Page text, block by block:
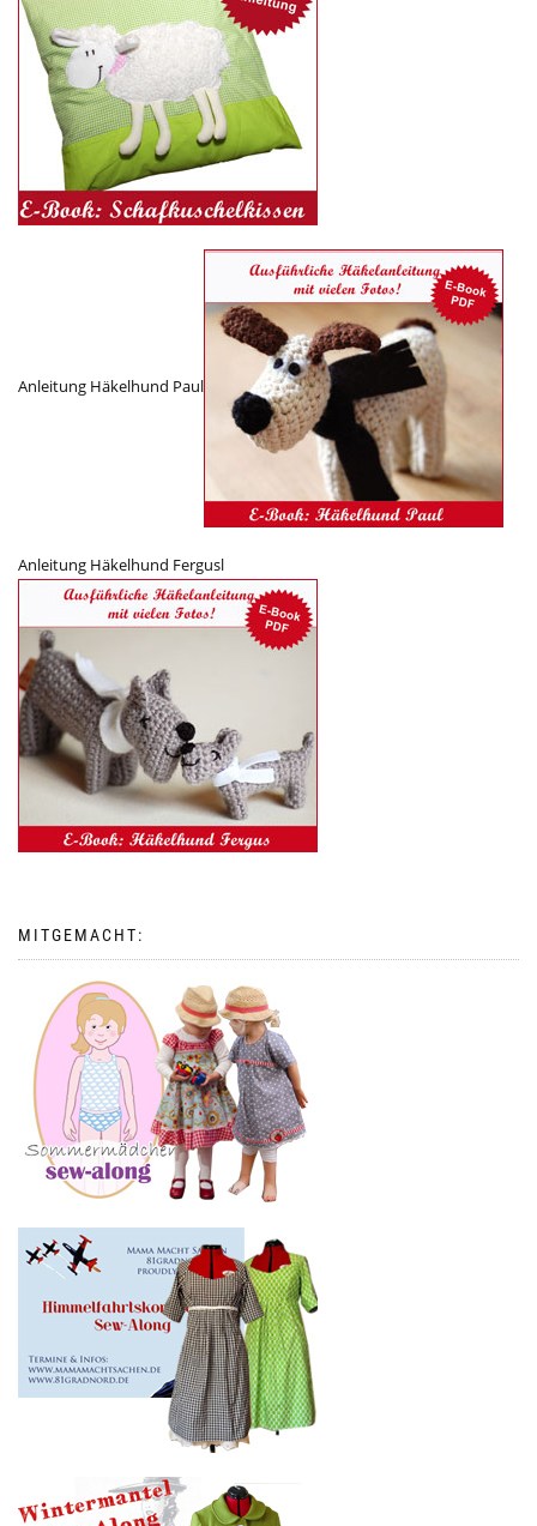
Anleitung Häkelhund Paul
Anleitung Häkelhund Fergusl
MITGEMACHT: